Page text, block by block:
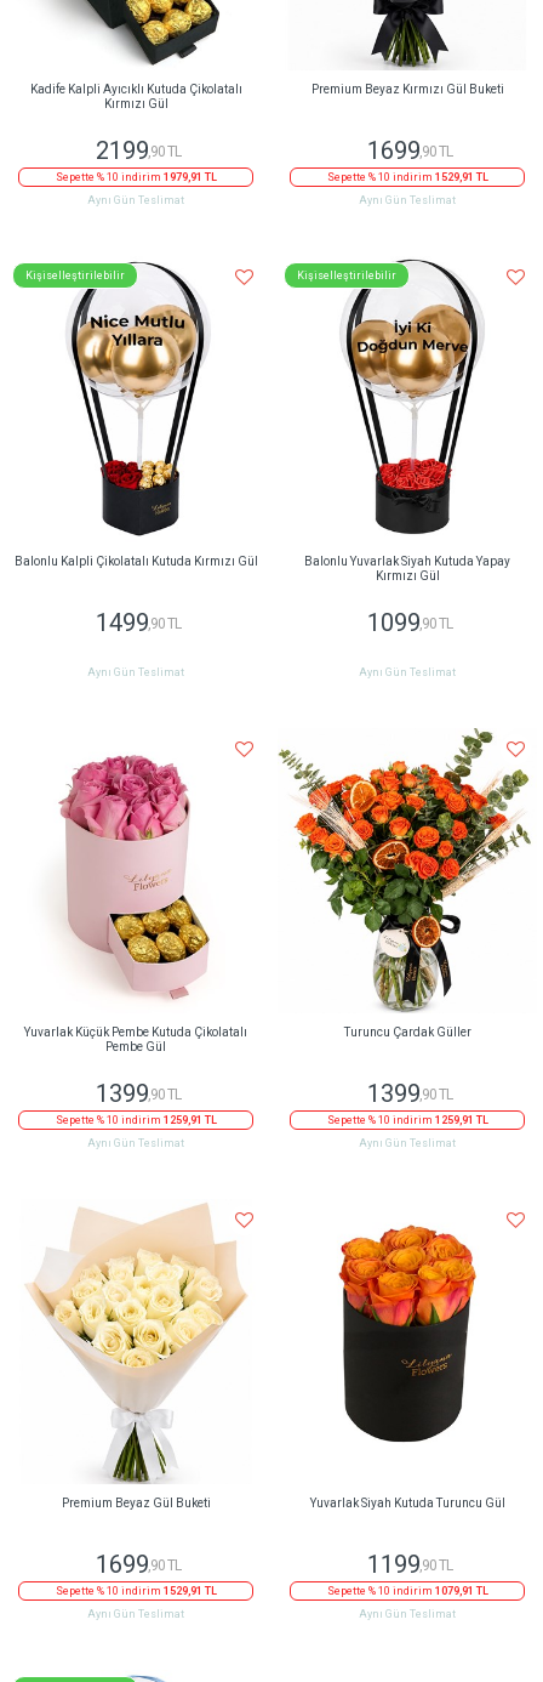
Kadife Kalpli Ayıcıklı Kutuda Çikolatalı
Kırmızı Gül
2199,90 TL
Sepette % 10 indirim 1979,91 TL
Aynı Gün Teslimat
Premium Beyaz Kırmızı Gül Buketi
1699,90 TL
Sepette % 10 indirim 1529,91 TL
Aynı Gün Teslimat
Kişiselleştirilebilir
Balonlu Kalpli Çikolatalı Kutuda Kırmızı Gül
1499 ,90 TL
Aynı Gün Teslimat
Kişiselleştirilebilir
Balonlu Yuvarlak Siyah Kutuda Yapay
Kırmızı Gül
1099 ,90 TL
Aynı Gün Teslimat
Yuvarlak Küçük Pembe Kutuda Çikolatalı
Pembe Gül
1399,90 TL
Sepette % 10 indirim 1259,91 TL
Aynı Gün Teslimat
Turuncu Çardak Güller
1399,90 TL
Sepette % 10 indirim 1259,91 TL
Aynı Gün Teslimat
Premium Beyaz Gül Buketi
1699,90 TL
Sepette % 10 indirim 1529,91 TL
Aynı Gün Teslimat
Yuvarlak Siyah Kutuda Turuncu Gül
1199,90 TL
Sepette % 10 indirim 1079,91 TL
Aynı Gün Teslimat